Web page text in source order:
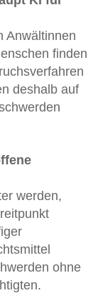
Anwältinnen
finden
deshalb auf
werden,
ohne